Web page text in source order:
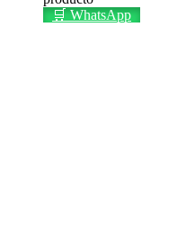
🛒 WhatsApp